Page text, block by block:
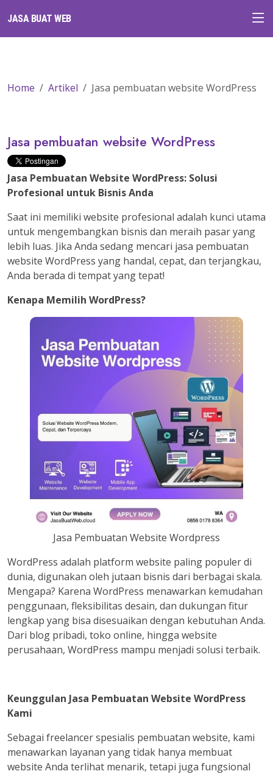
JASA BUAT WEB
Home Artikel Jasa pembuatan website WordPress
Jasa pembuatan website WordPress
Jasa Pembuatan Website WordPress: Solusi
Profesional untuk Bisnis Anda
Saat ini memiliki website profesional adalah kunci utama
untuk mengembangkan bisnis dan meraih pasar yang
lebih luas. Jika Anda sedang mencari jasa pembuatan
website WordPress yang handal, cepat, dan terjangkau,
Anda berada di tempat yang tepat!
Kenapa Memilih WordPress?
Jasa Pembuatan Website Wordpress
WordPress adalah platform website paling populer di
dunia, digunakan oleh jutaan bisnis dari berbagai skala.
Mengapa? Karena WordPress menawarkan kemudahan
penggunaan, fleksibilitas desain, dan dukungan fitur
lengkap yang bisa disesuaikan dengan kebutuhan Anda.
Dari blog pribadi, toko online, hingga website
perusahaan, WordPress mampu menjadi solusi terbaik.
Keunggulan Jasa Pembuatan Website WordPress
Kami
Sebagai freelancer spesialis pembuatan website, kami
menawarkan layanan yang tidak hanya membuat
website Anda terlihat menarik, tetapi juga fungsional